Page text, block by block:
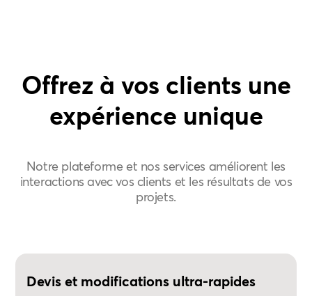
Offrez à vos clients une
expérience unique
Notre plateforme et nos services améliorent les
interactions avec vos clients et les résultats de vos
projets.
Devis et modifications ultra-rapides